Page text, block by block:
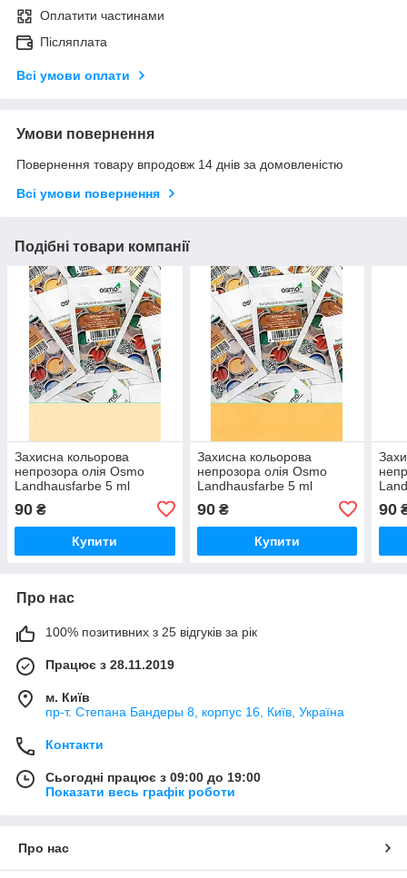
Оплатити частинами
Післяплата
Всі умови оплати
Умови повернення
Повернення товару впродовж 14 днів за домовленістю
Всі умови повернення
Подібні товари компанії
Захисна кольорова
непрозора олія Osmo
Landhausfarbe 5 ml
90 ₴
Купити
Захисна кольорова
непрозора олія Osmo
Landhausfarbe 5 ml
90₴
Купити
90
Про нас
100% позитивних з 25 відгуків за рік
Працює з 28.11.2019
м. Київ
пр-т. Степана Бандеры 8, корпус 16, Київ, Україна
Контакти
Сьогодні працює з 09:00 до 19:00
Показати весь графік роботи
Про нас